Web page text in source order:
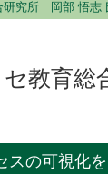
研究所 岡部 悟志
教育総
スの可視化